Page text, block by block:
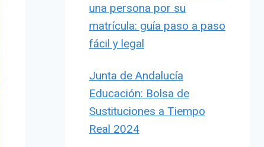
una persona por su
matrícula: guía paso a paso
fácil y legal
Junta de Andalucía
Educación: Bolsa de
Sustituciones a Tiempo
Real 2024